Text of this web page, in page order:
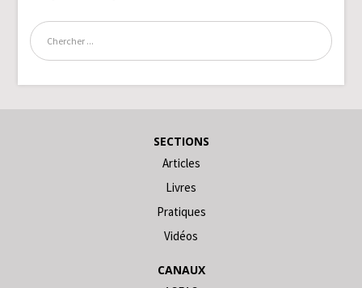
SECTIONS
Articles
Livres
Pratiques
Vidéos
CANAUX